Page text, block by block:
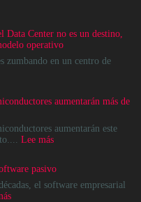
Data Center no es un destino,
operativo
zumbando en un centro de
aumentarán más de
aumentarán este
Lee más:
por
semiconductores
pasivo
el software empresarial
: